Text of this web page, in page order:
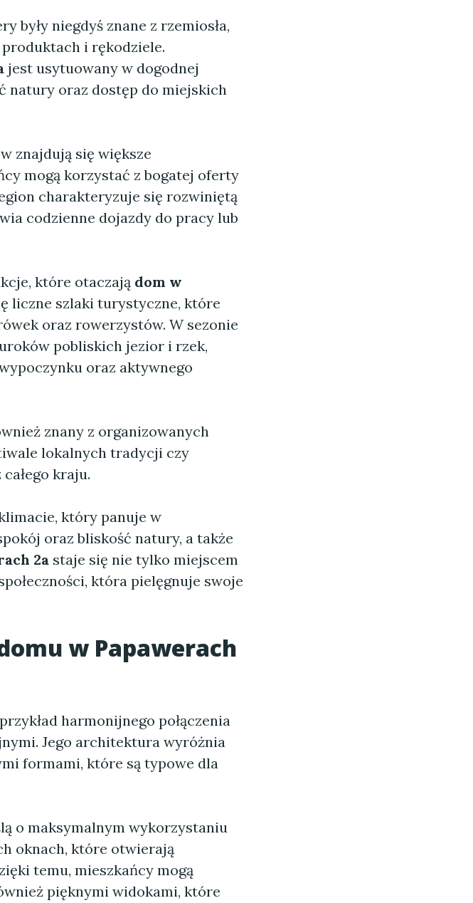
były niegdyś znane z rzemiosła,
i rękodziele.
jest usytuowany w dogodnej
natury oraz dostęp do miejskich
znajdują się większe
mogą korzystać z bogatej oferty
charakteryzuje się rozwiniętą
codzienne dojazdy do pracy lub
które otaczają dom w
liczne szlaki turystyczne, które
oraz rowerzystów. W sezonie
pobliskich jezior i rzek,
oraz aktywnego
znany z organizowanych
lokalnych tradycji czy
kraju.
który panuje w
oraz bliskość natury, a także
2a staje się nie tylko miejscem
która pielęgnuje swoje
w Papawerach
harmonijnego połączenia
Jego architektura wyróżnia
formami, które są typowe dla
o maksymalnym wykorzystaniu
oknach, które otwierają
temu, mieszkańcy mogą
pięknymi widokami, które